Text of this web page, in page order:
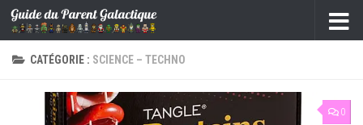
Skip to content
CATÉGORIE : SCIENCE – TECHNO
0